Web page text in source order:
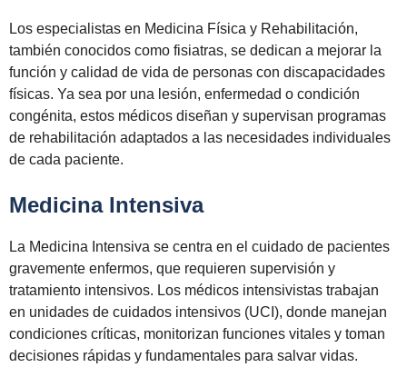
Los especialistas en Medicina Física y Rehabilitación,
también conocidos como fisiatras, se dedican a mejorar la
función y calidad de vida de personas con discapacidades
físicas. Ya sea por una lesión, enfermedad o condición
congénita, estos médicos diseñan y supervisan programas
de rehabilitación adaptados a las necesidades individuales
de cada paciente.
Medicina Intensiva
La Medicina Intensiva se centra en el cuidado de pacientes
gravemente enfermos, que requieren supervisión y
tratamiento intensivos. Los médicos intensivistas trabajan
en unidades de cuidados intensivos (UCI), donde manejan
condiciones críticas, monitorizan funciones vitales y toman
decisiones rápidas y fundamentales para salvar vidas.